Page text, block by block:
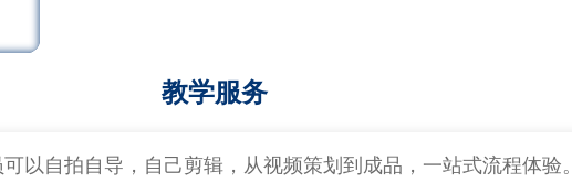
教学服务
以自拍自导，自己剪辑，从视频策划到成品，一站式流程体验。